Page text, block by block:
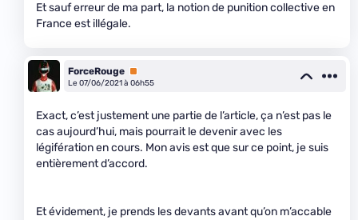
Et sauf erreur de ma part, la notion de punition collective en
France est illégale.
ForceRouge Premium
Le 07/06/2021 à 06h55
Exact, c’est justement une partie de l’article, ça n’est pas le
cas aujourd’hui, mais pourrait le devenir avec les
légifération en cours. Mon avis est que sur ce point, je suis
entièrement d’accord.
Et évidement, je prends les devants avant qu’on m’accable